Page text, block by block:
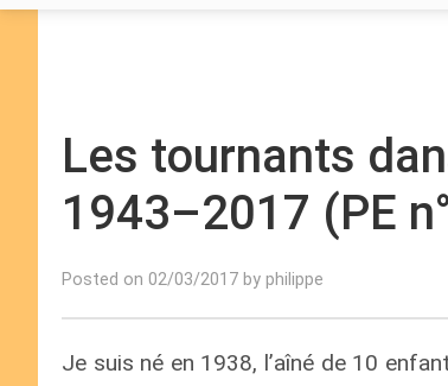
Les tournants
1943–2017 (PE
Posted on 02/03/2017 by philippe
Je suis né en 1938, l’aîné de 10